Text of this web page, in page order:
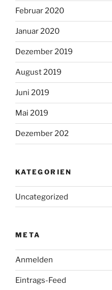
Februar 2020
Januar 2020
Dezember 2019
August 2019
Juni 2019
Mai 2019
Dezember 202
KATEGORIEN
Uncategorized
META
Anmelden
Eintrags-Feed